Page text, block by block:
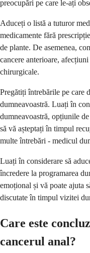
preocupări pe care le-ați
Aduceți o listă a tuturor
medicamente fără
de plante. De asemenea,
cancere anterioare,
chirurgicale.
Pregătiți întrebările pe care
dumneavoastră. Luați în
dumneavoastră, opțiunile
să vă așteptați în timpul
multe întrebări - medicul
Luați în considerare să
încredere la programarea
emoțional și vă poate ajuta
discutate în timpul vizitei
Care este
cancerul anal?